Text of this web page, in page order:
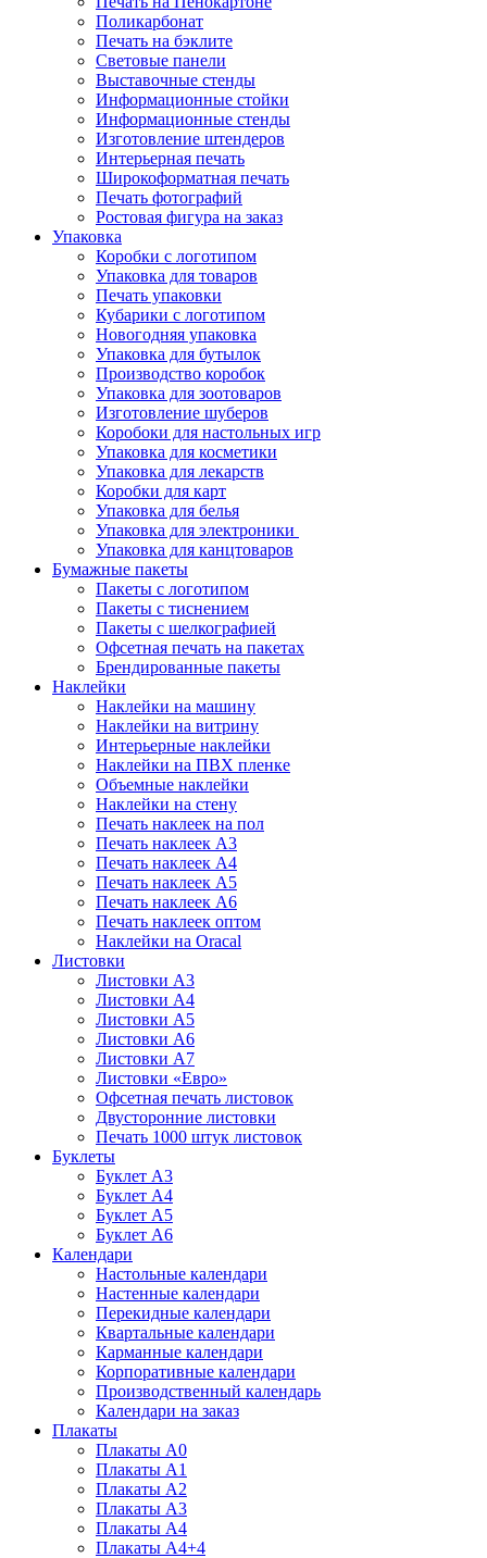
Поликарбонат
Печать на бэклите
Световые панели
Выставочные стенды
Информационные стойки
Информационные стенды
Изготовление штендеров
Интерьерная печать
Широкоформатная печать
Печать фотографий
Ростовая фигура на заказ
Упаковка
Коробки с логотипом
Упаковка для товаров
Печать упаковки
Кубарики с логотипом
Новогодняя упаковка
Упаковка для бутылок
Производство коробок
Упаковка для зоотоваров
Изготовление шуберов
Коробоки для настольных игр
Упаковка для косметики
Упаковка для лекарств
Коробки для карт
Упаковка для белья
Упаковка для электроники
Упаковка для канцтоваров
Бумажные пакеты
Пакеты с логотипом
Пакеты с тиснением
Пакеты с шелкографией
Офсетная печать на пакетах
Брендированные пакеты
Наклейки
Наклейки на машину
Наклейки на витрину
Интерьерные наклейки
Наклейки на ПВХ пленке
Объемные наклейки
Наклейки на стену
Печать наклеек на пол
Печать наклеек А3
Печать наклеек А4
Печать наклеек А5
Печать наклеек А6
Печать наклеек оптом
Наклейки на Oracal
Листовки
Листовки А3
Листовки А4
Листовки А5
Листовки А6
Листовки А7
Листовки «Евро»
Офсетная печать листовок
Двусторонние листовки
Печать 1000 штук листовок
Буклеты
Буклет А3
Буклет А4
Буклет А5
Буклет А6
Календари
Настольные календари
Настенные календари
Перекидные календари
Квартальные календари
Карманные календари
Корпоративные календари
Производственный календарь
Календари на заказ
Плакаты
Плакаты А0
Плакаты А1
Плакаты А2
Плакаты А3
Плакаты А4
Плакаты А4+4